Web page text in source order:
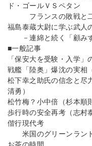
ド・ゴールＶＳペタン
フランスの敗戦と二
福島泰蔵大尉に学ぶ武人
－連綿と続く「顧みず
■一般記事
「保安大を受験・入学」
戦艦「陸奥」爆沈の実相
松下幸之助氏の信念と
清勇）
松竹梅？小中倍（杉本順
歩行時の安全再考（志村
偕行現代考
米国のグリーンランド